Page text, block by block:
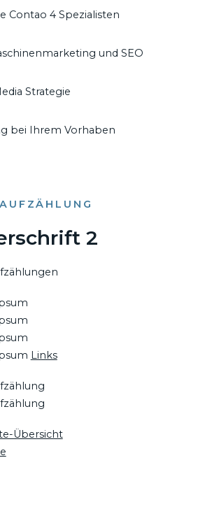
Contao 4 Spezialisten
und SEO
Strategie
bei Ihrem Vorhaben
2
Links
Übersicht